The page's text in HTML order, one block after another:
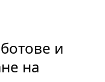
и
на